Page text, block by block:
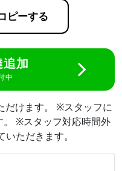
ピーする
加
中
だけます。 ※スタッフに
。 ※スタッフ対応時間外
ただきます。